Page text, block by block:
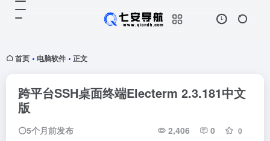
首页 • 电脑软件 • 正文
跨平台SSH桌面终端Electerm 2.3.181中文
版
5个月前发布 2,406 0 0